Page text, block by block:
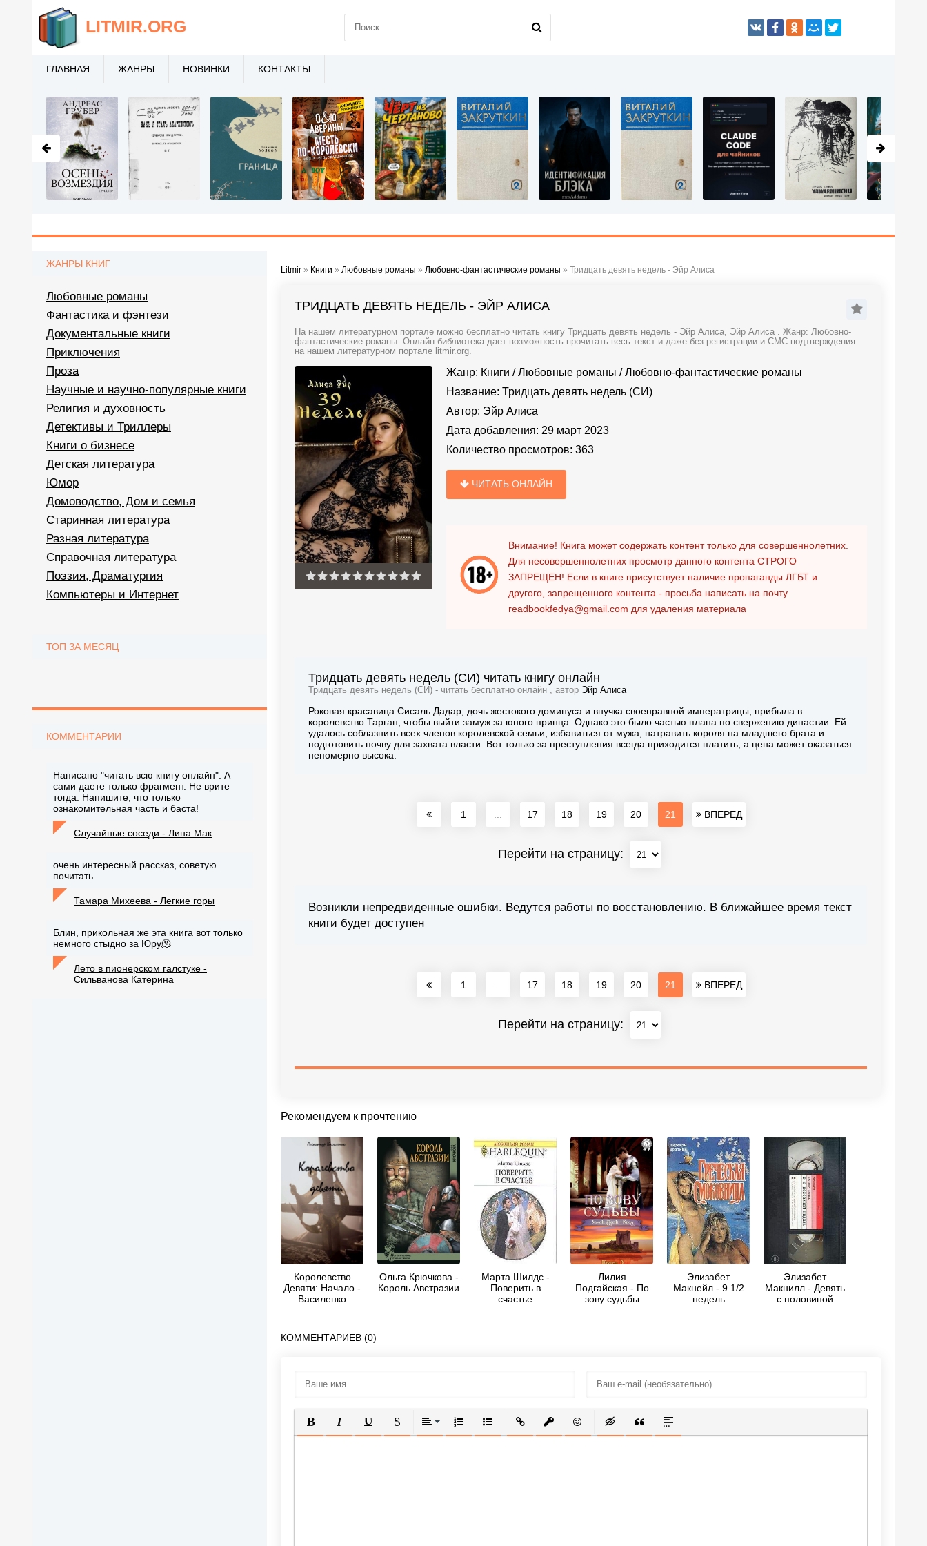
Litmir » Книги » Любовные романы » Любовно-фантастические романы » Тридцать девять недель - Эйр Алиса
ТРИДЦАТЬ ДЕВЯТЬ НЕДЕЛЬ - ЭЙР АЛИСА
На нашем литературном портале можно бесплатно читать книгу Тридцать девять недель - Эйр Алиса, Эйр Алиса . Жанр: Любовно-
фантастические романы. Онлайн библиотека дает возможность прочитать весь текст и даже без регистрации и СМС подтверждения
на нашем литературном портале litmir.org.
Жанр: Книги /Любовные романы /Любовно-фантастические романы
Название: Тридцать девять недель (СИ)
Автор: Эйр Алиса
Дата добавления: 29 март 2023
Количество просмотров: 363
ЧИТАТЬ ОНЛАЙН
Внимание! Книга может содержать контент только для совершеннолетних.
Для несовершеннолетних просмотр данного контента СТРОГО
ЗАПРЕЩЕН! Если в книге присутствует наличие пропаганды ЛГБТ и
другого, запрещенного контента - просьба написать на почту
readbookfedya@gmail.com для удаления материала
Тридцать девять недель (СИ) читать книгу онлайн
Тридцать девять недель (СИ) - читать бесплатно онлайн , автор Эйр Алиса
Роковая красавица Сисаль Дадар, дочь жестокого доминуса и внучка своенравной императрицы, прибыла в
королевство Тарган, чтобы выйти замуж за юного принца. Однако это было частью плана по свержению династии. Ей
удалось соблазнить всех членов королевской семьи, избавиться от мужа, натравить короля на младшего брата и
подготовить почву для захвата власти. Вот только за преступления всегда приходится платить, а цена может оказаться
непомерно высока.
1 17 18 19 20 21 ВПЕРЕД
Перейти на страницу:
Возникли непредвиденные ошибки. Ведутся работы по восстановлению. В ближайшее время текст
книги будет доступен
1 17 18 19 20 21 ВПЕРЕД
Перейти на страницу:
Рекомендуем к прочтению
Королевство
Девяти: Начало -
Василенко
Ольга Крючкова -
Король Австразии
Марта Шилдс -
Поверить в
счастье
Лилия
Подгайская - По
зову судьбы
Элизабет
Макнейл - 9 1/2
недель
Элизабет
Макнилл - Девять
с половиной
КОММЕНТАРИЕВ (0)
ПОЛУЖИРНЫЙ
КУРСИВПОДЧЕРКНУТЫЙ
ЗАЧЕРКНУТЫЙВЫРАВНИВАНИЕ
НУМЕРОВАННЫЙ СПИСОК
МАРКИРОВАННЫЙ СПИСОК
ВСТАВИТЬ ССЫЛКУ
ВСТАВИТЬ ЗАЩИЩЕННУЮ ССЫЛКУ
ВСТАВИТЬ СМАЙЛИК
ВСТАВКА СКРЫТОГО ТЕКСТА
ВСТАВКА ЦИТАТЫ
ВСТАВКА СПОЙЛЕРА
ЖАНРЫ КНИГ
Любовные романы
Фантастика и фэнтези
Документальные книги
Приключения
Проза
Научные и научно-популярные книги
Религия и духовность
Детективы и Триллеры
Книги о бизнесе
Детская литература
Юмор
Домоводство, Дом и семья
Старинная литература
Разная литература
Справочная литература
Поэзия, Драматургия
Компьютеры и Интернет
ТОП ЗА МЕСЯЦ
КОММЕНТАРИИ
Написано "читать всю книгу онлайн". А
сами даете только фрагмент. Не врите
тогда. Напишите, что только
ознакомительная часть и баста!
Случайные соседи - Лина Мак
очень интересный рассказ, советую
почитать
Тамара Михеева - Легкие горы
Блин, прикольная же эта книга вот только
немного стыдно за Юру🫠
Лето в пионерском галстуке -
Сильванова Катерина
LITMIR.ORG
ГЛАВНАЯ ЖАНРЫ НОВИНКИ КОНТАКТЫ